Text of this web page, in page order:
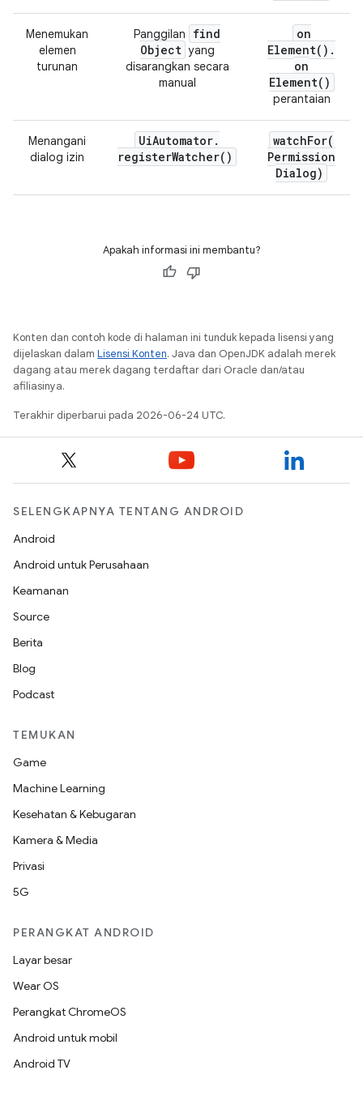
Menemukan
elemen
turunan
Panggilan
find
Object yang
disarangkan secara
manual
on
Element( ) .
on
Element( )
perantaian
Menangani
dialog izin
UiAutomator.
registerWatcher( )
watchFor(
Permission
Dialog)
Apakah informasi ini membantu?
Konten dan contoh kode di halaman ini tunduk kepada lisensi yang
dijelaskan dalam Lisensi Konten. Java dan OpenJDK adalah merek
dagang atau merek dagang terdaftar dari Oracle dan/atau
afiliasinya.
Terakhir diperbarui pada 2026-06-24 UTC.
SELENGKAPNYA TENTANG ANDROID
Android
Android untuk Perusahaan
Keamanan
Source
Berita
Blog
Podcast
TEMUKAN
Game
Machine Learning
Kesehatan & Kebugaran
Kamera & Media
Privasi
5G
PERANGKAT ANDROID
Layar besar
Wear OS
Perangkat ChromeOS
Android untuk mobil
Android TV